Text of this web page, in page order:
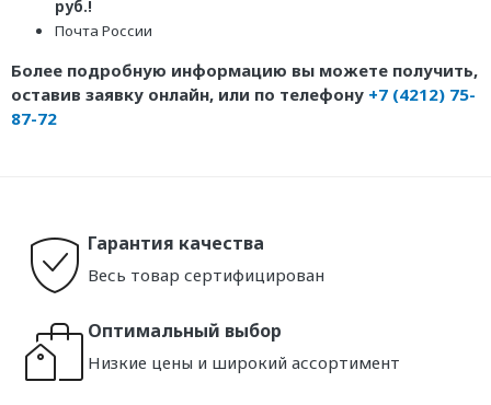
руб.!
Почта России
Более подробную информацию вы можете получить,
оставив заявку онлайн, или по телефону +7 (4212) 75-
87-72
Гарантия качества
Весь товар сертифицирован
Оптимальный выбор
Низкие цены и широкий ассортимент